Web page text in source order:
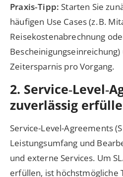
Praxis‑Tipp: Starten Sie
häufigen Use Cases (z. B.
Reisekostenabrechnung
Zeitersparnis pro Vorgang.
2.
zuverlässig
Service-Level-Agreements
Leistungsumfang und
und externe Services. Um
erfüllen, ist höchstmögliche